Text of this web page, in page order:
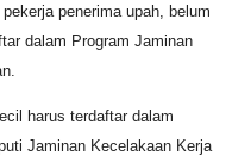
penerima upah, belum
dalam Program Jaminan
harus terdaftar dalam
Jaminan Kecelakaan Kerja